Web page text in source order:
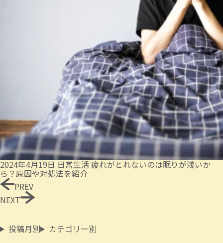
2024年4月19日 日常生活疲れがとれないのは眠りが浅いか
ら？原因や対処法を紹介
PREV
NEXT
投稿月別 カテゴリー別